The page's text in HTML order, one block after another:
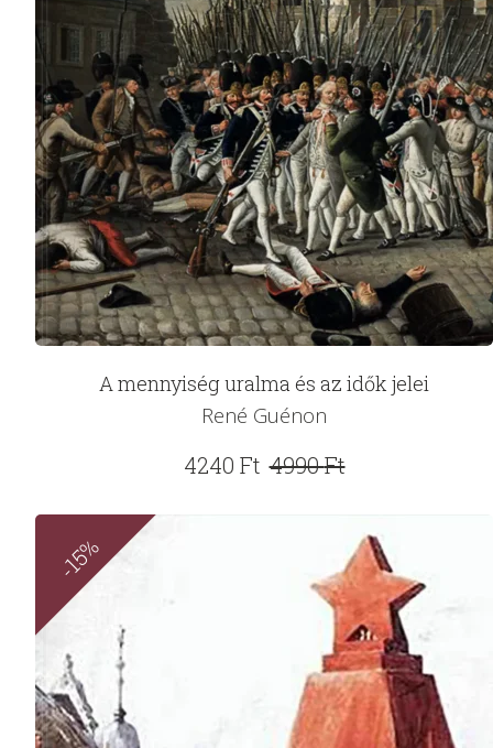
A mennyiség uralma és az idők jelei
René Guénon
4990Ft
Original
4240 Ft
Current
-15%